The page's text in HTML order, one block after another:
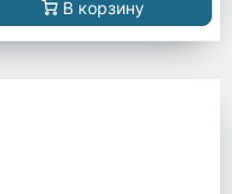
В корзину